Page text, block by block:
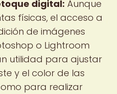
digital: Aunque
físicas, el acceso a
de imágenes
o Lightroom
utilidad para ajustar
y el color de las
para realizar